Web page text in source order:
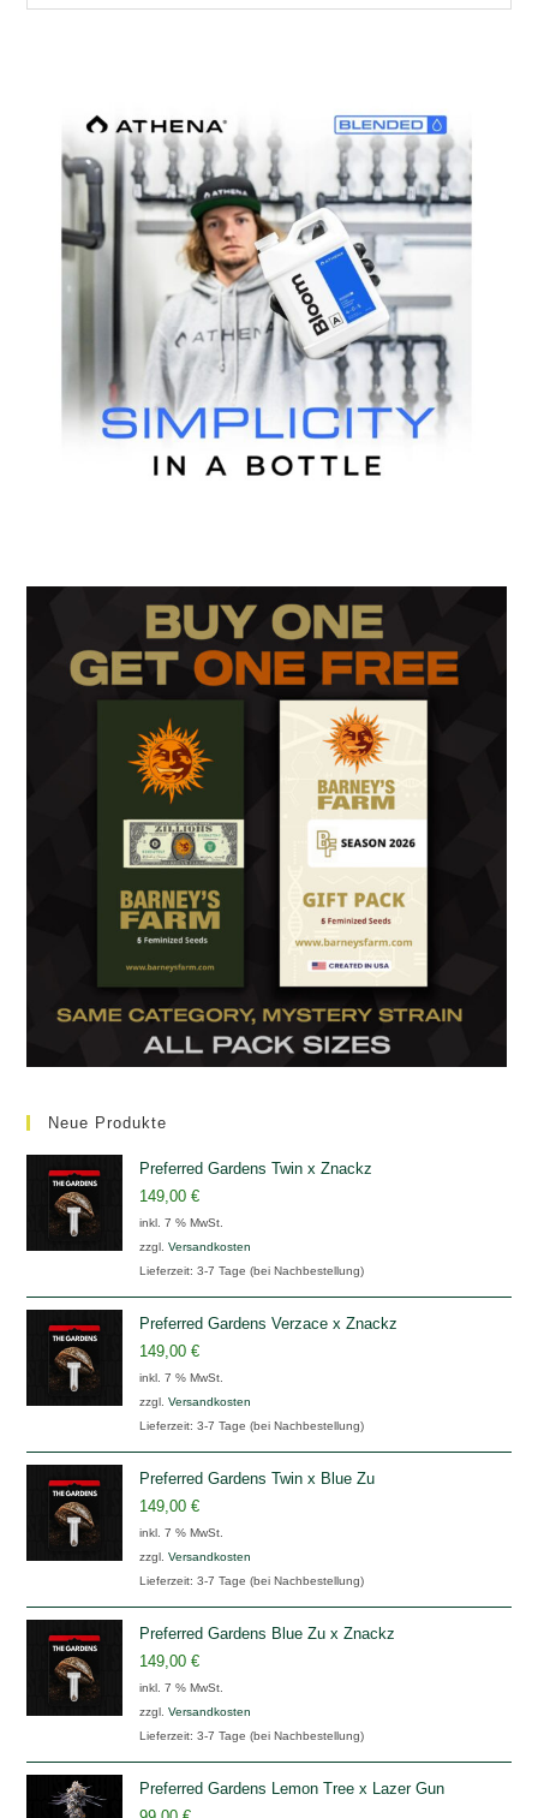
Neue Produkte
Preferred Gardens Twin x Znackz
149,00€
inkl. 7 % MwSt.
zzgl.Versandkosten
Lieferzeit:3-7 Tage (bei Nachbestellung)
Preferred Gardens Verzace x Znackz
149,00€
inkl. 7 % MwSt.
zzgl.Versandkosten
Lieferzeit:3-7 Tage (bei Nachbestellung)
Preferred Gardens Twin x Blue Zu
149,00€
inkl. 7 % MwSt.
zzgl.Versandkosten
Lieferzeit:3-7 Tage (bei Nachbestellung)
Preferred Gardens Blue Zu x Znackz
149,00€
inkl. 7 % MwSt.
zzgl.Versandkosten
Lieferzeit:3-7 Tage (bei Nachbestellung)
Preferred Gardens Lemon Tree x Lazer Gun